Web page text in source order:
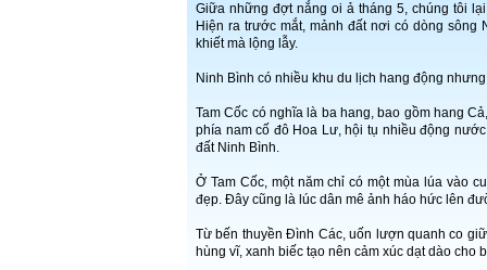
Giữa những đợt nắng oi ả tháng 5, chúng tôi
Hiện ra trước mắt, mảnh đất nơi có dòng
khiết mà lộng lẫy.
Ninh Bình có nhiều khu du lịch hang động
Tam Cốc có nghĩa là ba hang, bao gồm hang
phía nam cố đô Hoa Lư, hội tụ nhiều động
đất Ninh Bình.
Ở Tam Cốc, một năm chỉ có một mùa lúa vào
đẹp. Đây cũng là lúc dân mê ảnh háo hức lên
Từ bến thuyền Đình Các, uốn lượn quanh co
hùng vĩ, xanh biếc tạo nên cảm xúc dạt dào cho